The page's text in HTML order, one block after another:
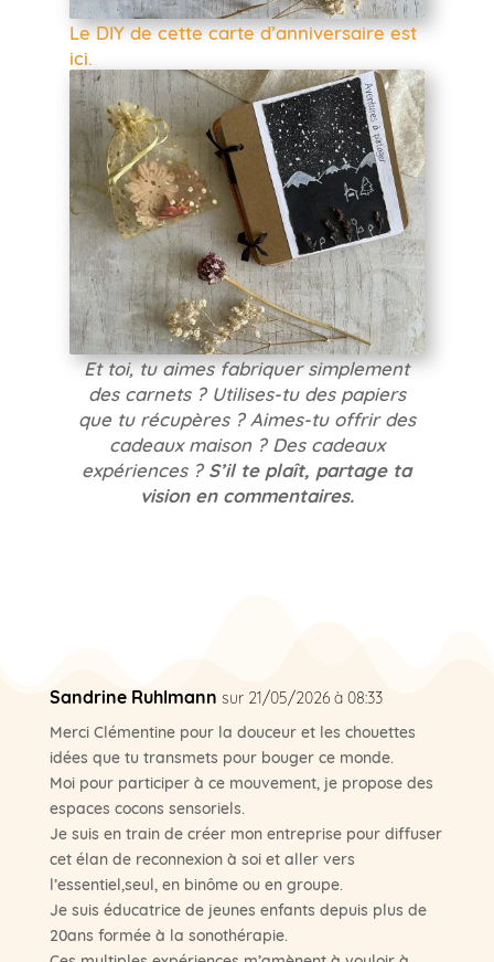
Le DIY de cette carte d’anniversaire est
ici.
Et toi, tu aimes fabriquer simplement
des carnets ? Utilises-tu des papiers
que tu récupères ? Aimes-tu offrir des
cadeaux maison ? Des cadeaux
expériences ? S’il te plaît, partage ta
vision en commentaires.
Sandrine Ruhlmann sur 21/05/2026 à 08:33
Merci Clémentine pour la douceur et les chouettes
idées que tu transmets pour bouger ce monde.
Moi pour participer à ce mouvement, je propose des
espaces cocons sensoriels.
Je suis en train de créer mon entreprise pour diffuser
cet élan de reconnexion à soi et aller vers
l’essentiel,seul, en binôme ou en groupe.
Je suis éducatrice de jeunes enfants depuis plus de
20ans formée à la sonothérapie.